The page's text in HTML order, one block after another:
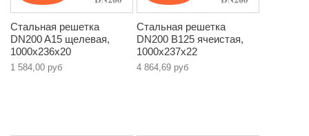
Стальная решетка
DN200 A15 щелевая,
1000х236х20
1 584,00 руб
Стальная решетка
DN200 B125 ячеистая,
1000х237х22
4 864,69 руб